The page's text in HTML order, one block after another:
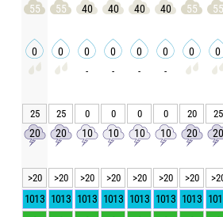
55 55 40 40 40 40 55 55
0 0 0 0 0 0 0 0
- - - -
25 25 0 0 0 0 20 25
20 20 10 10 10 10 20 20
>20 >20 >20 >20 >20 >20 >20
1013 1013 1013 1013 1013 1013 1013